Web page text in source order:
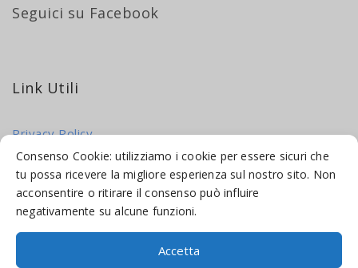
Consenso Cookie: utilizziamo i cookie per essere sicuri che
tu possa ricevere la migliore esperienza sul nostro sito. Non
acconsentire o ritirare il consenso può influire
negativamente su alcune funzioni.
Accetta
Seguici su Facebook
Link Utili
Privacy Policy
Cookie Policy